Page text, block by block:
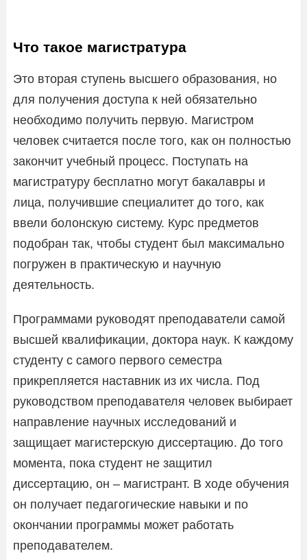
Что такое магистратура
Это вторая ступень высшего образования, но
для получения доступа к ней обязательно
необходимо получить первую. Магистром
человек считается после того, как он полностью
закончит учебный процесс. Поступать на
магистратуру бесплатно могут бакалавры и
лица, получившие специалитет до того, как
ввели болонскую систему. Курс предметов
подобран так, чтобы студент был максимально
погружен в практическую и научную
деятельность.
Программами руководят преподаватели самой
высшей квалификации, доктора наук. К каждому
студенту с самого первого семестра
прикрепляется наставник из их числа. Под
руководством преподавателя человек выбирает
направление научных исследований и
защищает магистерскую диссертацию. До того
момента, пока студент не защитил
диссертацию, он – магистрант. В ходе обучения
он получает педагогические навыки и по
окончании программы может работать
преподавателем.